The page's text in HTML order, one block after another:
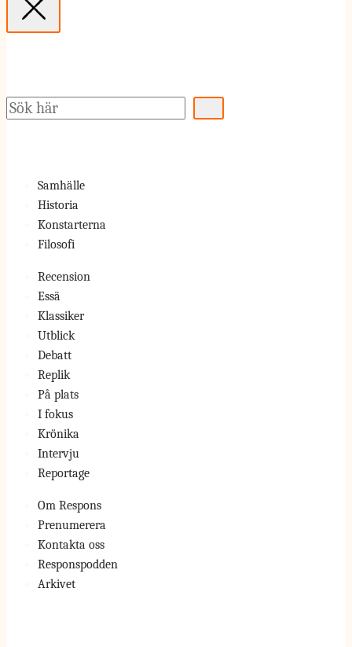
Sök
Samhälle
Historia
Konstarterna
Filosofi
Recension
Essä
Klassiker
Utblick
Debatt
Replik
På plats
I fokus
Krönika
Intervju
Reportage
Om Respons
Prenumerera
Kontakta oss
Responspodden
Arkivet